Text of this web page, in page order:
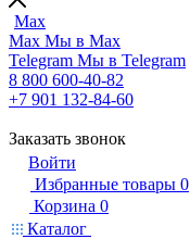
Max
Max Мы в Max
Telegram Мы в Telegram
8 800 600-40-82
+7 901 132-84-60
Заказать звонок
Войти
Избранные товары 0
Корзина 0
Каталог